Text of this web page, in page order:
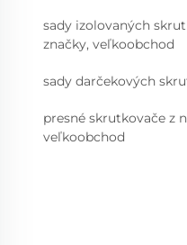
sady izolovaných
značky, veľkoobchod
sady darčekových
presné skrutkovače z
veľkoobchod